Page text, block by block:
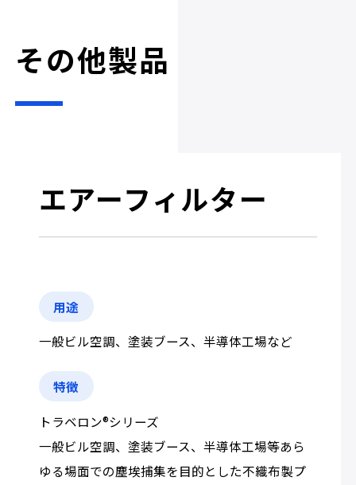
その他製品
エアーフィルター
用途
一般ビル空調、塗装ブース、半導体工場など
特徴
トラベロン®シリーズ
一般ビル空調、塗装ブース、半導体工場等あら
ゆる場面での塵埃捕集を目的とした不織布製プ